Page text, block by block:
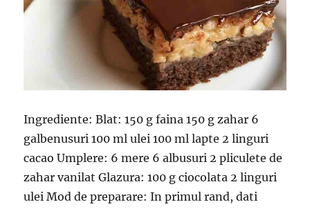
Ingrediente: Blat: 150 g faina 150 g zahar 6
galbenusuri 100 ml ulei 100 ml lapte 2 linguri
cacao Umplere: 6 mere 6 albusuri 2 pliculete de
zahar vanilat Glazura: 100 g ciocolata 2 linguri
ulei Mod de preparare: In primul rand, dati